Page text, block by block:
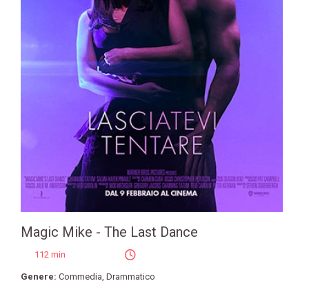
Magic Mike - The Last Dance
112 min
Genere: Commedia, Drammatico